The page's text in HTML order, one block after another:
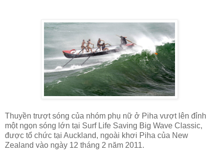
Thuyền trượt sóng của nhóm phụ nữ ở Piha vượt lên đỉnh
một ngọn sóng lớn tại Surf Life Saving Big Wave Classic,
được tổ chức tại Auckland, ngoài khơi Piha của New
Zealand vào ngày 12 tháng 2 năm 2011.